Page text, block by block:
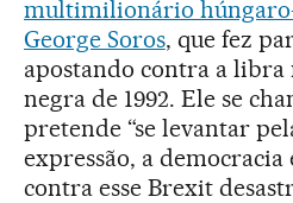
multimilionário
George Soros, que fez
apostando contra a libra
negra de 1992. Ele se
pretende “se levantar
expressão, a
contra esse Brexit